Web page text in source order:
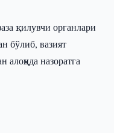
қилувчи органлари
бўлиб, вазият
назоратга